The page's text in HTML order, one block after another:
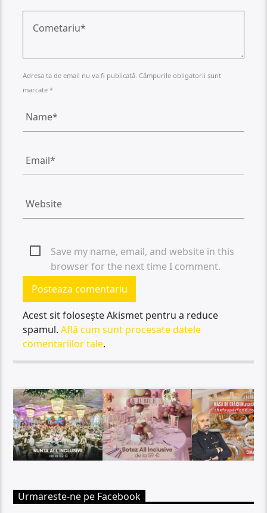
Adresa ta de email nu va fi publicată. Câmpurile obligatorii sunt
marcate *
Save my name, email, and website in this
browser for the next time I comment.
Acest sit folosește Akismet pentru a reduce
spamul.Află cum sunt procesate datele
comentariilor tale.
Urmareste-ne pe Facebook